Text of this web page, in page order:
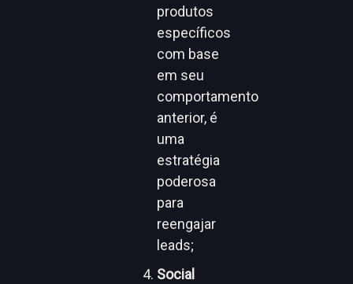
produtos
específicos
com base
em seu
comportamento
anterior, é
uma
estratégia
poderosa
para
reengajar
leads;
Social